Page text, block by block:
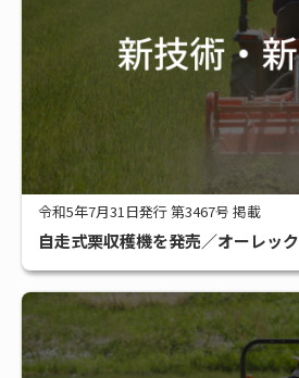
令和5年7月31日発行 第3467号 掲載
自走式栗収穫機を発売／オーレック